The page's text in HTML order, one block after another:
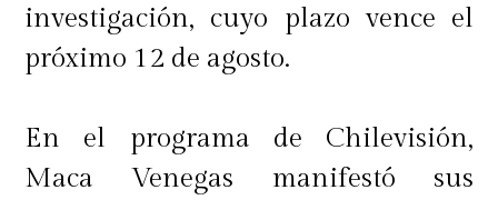
investigación, cuyo plazo vence el
próximo 12 de agosto.
En el programa de Chilevisión,
Maca Venegas manifestó sus